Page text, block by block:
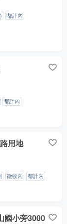
都計內
都計內
用地
徵收內 都計內
國小旁3000